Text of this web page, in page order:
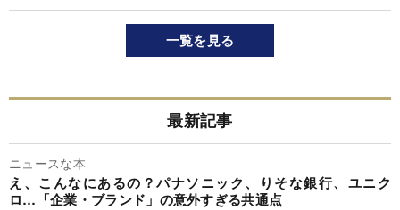
一覧を見る
最新記事
ニュースな本
え、こんなにあるの？パナソニック、りそな銀行、ユニク
ロ…「企業・ブランド」の意外すぎる共通点